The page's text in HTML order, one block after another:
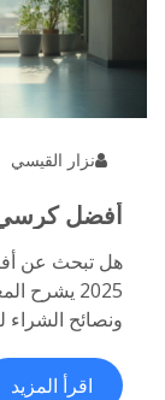
نزار القيسي
أفضل كرسي
هل تبحث عن
2025 يشرح
ونصائح
اقرأ المزيد